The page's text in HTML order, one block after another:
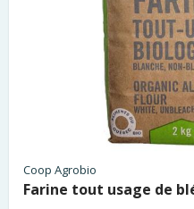
Coop Agrobio
Farine tout usage de